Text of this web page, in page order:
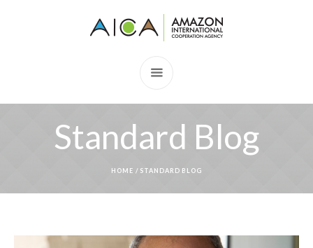
Standard Blog
HOME / STANDARD BLOG